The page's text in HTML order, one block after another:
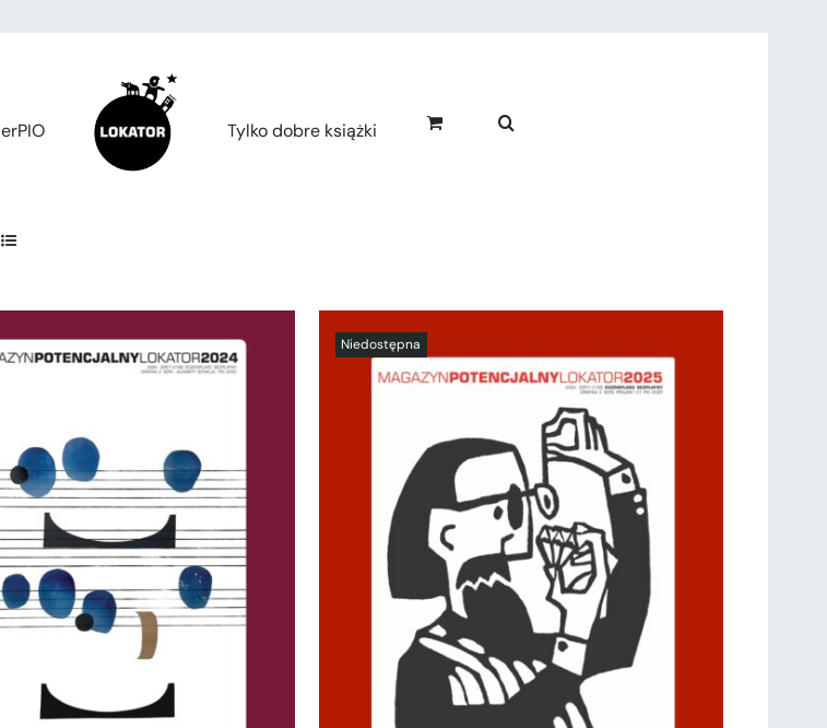
Tylko dobre książki
SZCZEGÓŁY
SZCZEGÓŁY